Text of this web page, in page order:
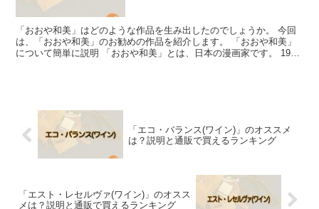
「おおや和美」はどのような作品を生み出したのでしょうか。 今回
は、「おおや和美」のお勧めの作品を紹介します。 「おおや和美」
について簡単に説明 「おおや和美」とは、日本の漫画家です。 1988
「エコ・バランス(ワイン)」のオススメ
は？説明と通販で買えるランキング
「エスト・レセルヴァ(ワイン)」のオスス
メは？説明と通販で買えるランキング